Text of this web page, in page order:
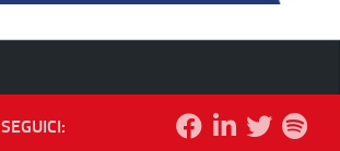
SEGUICI: